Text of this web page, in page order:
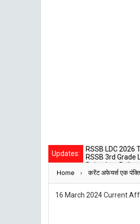
Updates:
RSSB LDC
RSSB 3rd Grade
Rajasthan Police
CET 12th Exam
Home › करेंट अफेयर्स एक
16 March 2024 Current